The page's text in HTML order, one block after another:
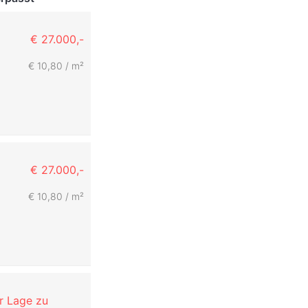
€ 27.000,-
€ 10,80 / m²
€ 27.000,-
€ 10,80 / m²
Lage zu